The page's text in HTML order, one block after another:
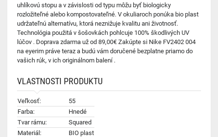
uhlíkovú stopu a v závislosti od typu môžu byť biologicky
rozložiteľné alebo kompostovateľné. V okuliaroch ponúka bio plast
udržateľnú alternatívu, ktorá neznižuje kvalitu ani životnosť.
Technológia použitá v šošovkách pohlcuje 100% škodlivých UV
lúčov . Doprava zdarma už od 89,00€ Zakúpte si Nike FV2402 004
na eyerim práve teraz a budú vám doručené bezplatne priamo do
vašich rúk, v ich originálnom balení .
VLASTNOSTI PRODUKTU
Veľkosť:
55
Farba:
Hnedé
Tvar rámu:
Squared
Materiál:
BIO plast